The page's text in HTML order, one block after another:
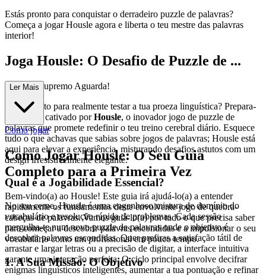
Estás pronto para conquistar o derradeiro puzzle de palavras?
Começa a jogar Housle agora e liberta o teu mestre das palavras
interior!
Joga Housle: O Desafio de Puzzle de ...
Palavras Supremo Aguarda!
Estás pronto para realmente testar a tua proeza linguística? Prepara-
te para ser cativado porHousle, o inovador jogo de puzzle de
palavras que promete redefinir o teu treino cerebral diário. Esquece
tudo o que achavas que sabias sobre jogos de palavras; Housle está
aqui para elevar a experiência, misturando desafios astutos com um
design irresistivelmente elegante.
Qual é a Jogabilidade Essencial?
No seu cerne, Housle é uma engenhoso mistura de domínio do
vocabulário e resolução rápida de problemas. Cada sessão
mergulha-te num novo puzzle de palavras onde o objetivo é
descobrir palavras escondidas. Quer prefiras a satisfação tátil de
arrastar e largar letras ou a precisão de digitar, a interface intuitiva
garante uma interação perfeita. O ciclo principal envolve decifrar
enigmas linguísticos inteligentes, aumentar a tua pontuação e refinar
Ler Mais
Como jogar
Como Jogar Housle: O Seu Guia
Completo para a Primeira Vez
Bem-vindo(a) ao Housle! Este guia irá ajudá-lo(a) a entender
rapidamente os fundamentos deste envolvente jogo de quebra-
cabeças de palavras. Vamos guiá-lo(a) por tudo o que precisa saber
para começar a descobrir palavras escondidas e a impulsionar o seu
vocabulário como um profissional em pouco tempo.
1. A Sua Missão: O Objetivo